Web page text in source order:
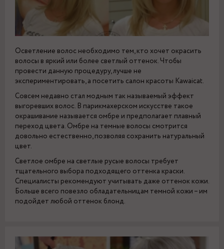
Осветление волос необходимо тем, кто хочет окрасить
волосы в яркий или более светлый оттенок. Чтобы
провести данную процедуру, лучше не
экспериментировать, а посетить салон красоты Kawaicat.
Совсем недавно стал модным так называемый эффект
выгоревших волос. В парикмахерском искусстве такое
окрашивание называется омбре и предполагает плавный
переход цвета. Омбре на темные волосы смотрится
довольно естественно, позволяя сохранить натуральный
цвет.
Светлое омбре на светлые русые волосы требует
тщательного выбора подходящего оттенка краски.
Специалисты рекомендуют учитывать даже оттенок кожи.
Больше всего повезло обладательницам темной кожи – им
подойдет любой оттенок блонд.